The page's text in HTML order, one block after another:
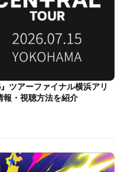
ツアーファイナル横浜アリ
報・視聴方法を紹介